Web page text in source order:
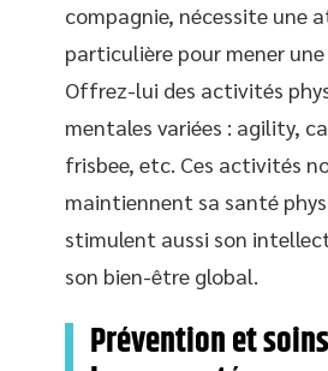
compagnie, nécessite une
particulière pour mener une
Offrez-lui des activités
mentales variées : agility,
frisbee, etc. Ces activités
maintiennent sa santé
stimulent aussi son
son bien-être global.
Prévention et